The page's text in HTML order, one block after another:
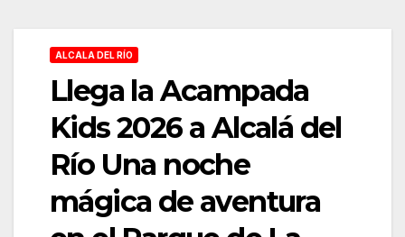
ALCALA DEL RÍO
Llega la Acampada
Kids 2026 a Alcalá del
Río Una noche
mágica de aventura